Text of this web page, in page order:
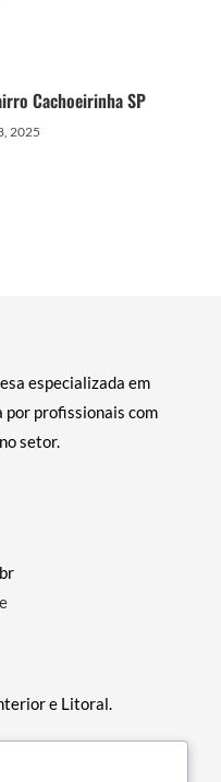
Cachoeirinha SP
2025
especializada em
por profissionais com
setor.
e Litoral.